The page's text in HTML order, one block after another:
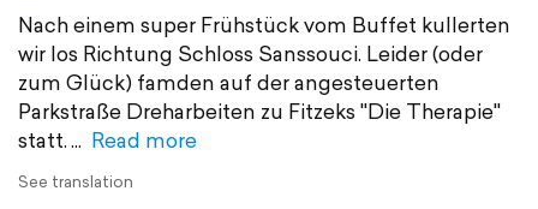
Nach einem super Frühstück vom Buffet kullerten
wir los Richtung Schloss Sanssouci. Leider (oder
zum Glück) famden auf der angesteuerten
Parkstraße Dreharbeiten zu Fitzeks "Die Therapie"
statt.
Read more
See translation